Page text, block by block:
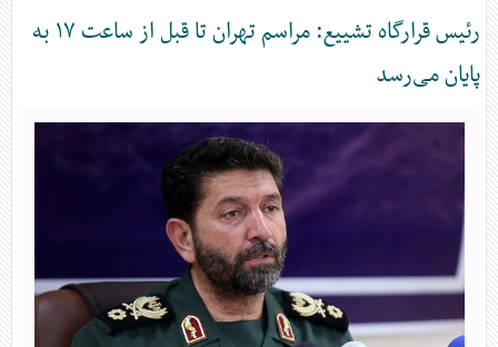
رئیس قرارگاه تشییع: مراسم تهران تا قبل از ساعت ۱۷ به
پایان می‌رسد